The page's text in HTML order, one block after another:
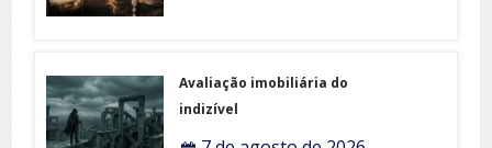
Avaliação imobiliária do
indizível